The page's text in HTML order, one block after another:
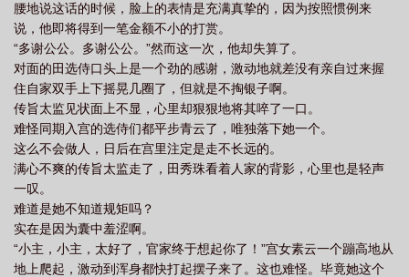
腰地说这话的时候，脸上的表情是充满真挚的，因为按照惯例来
说，他即将得到一笔金额不小的打赏。
“多谢公公。多谢公公。”然而这一次，他却失算了。
对面的田选侍口头上是一个劲的感谢，激动地就差没有亲自过来握
住自家双手上下摇晃几圈了，但就是不掏银子啊。
传旨太监见状面上不显，心里却狠狠地将其啐了一口。
难怪同期入宫的选侍们都平步青云了，唯独落下她一个。
这么不会做人，日后在宫里注定是走不长远的。
满心不爽的传旨太监走了，田秀珠看着人家的背影，心里也是轻声
一叹。
难道是她不知道规矩吗？
实在是因为囊中羞涩啊。
“小主，小主，太好了，官家终于想起你了！”宫女素云一个蹦高地从
地上爬起，激动到浑身都快打起摆子来了。这也难怪。毕竟她这个